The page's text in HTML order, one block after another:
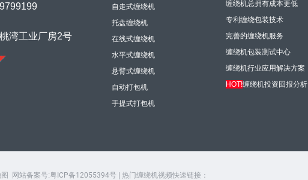
湾工业厂房2号
自走式缠绕机
托盘缠绕机
在线式缠绕机
水平式缠绕机
悬臂式缠绕机
自动打包机
手提式打包机
缠绕机总拥有成本更低
专利缠绕包装技术
完善的缠绕机服务
缠绕机包装测试中心
缠绕机行业应用解决方案
HOT!缠绕机投资回报分析
网站备案号:粤ICP备12055394号 | 热门缠绕机视频快速链接：